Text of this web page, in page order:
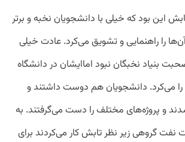
این بود که خیلی با دانشجویان نخبه و برتر
را راهنمایی و تشویق می‌کرد. عادت خیلی
بنیاد نخبگان نبود اما‌ایشان در دانشگاه
را می‌کرد. دانشجویان هم دوست داشتند و
و پروژه‌های مختلف را دست می‌گرفتند. به
نفت گروهی زیر نظر تابش کار می‌کردند برای